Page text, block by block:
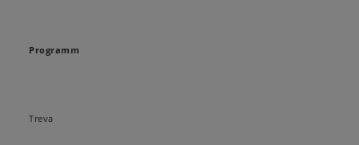
Programm
Treva